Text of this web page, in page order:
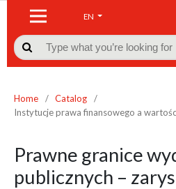
EN

Home / Catalog
/
Instytucje prawa finansowego a
Prawne granice
publicznych –